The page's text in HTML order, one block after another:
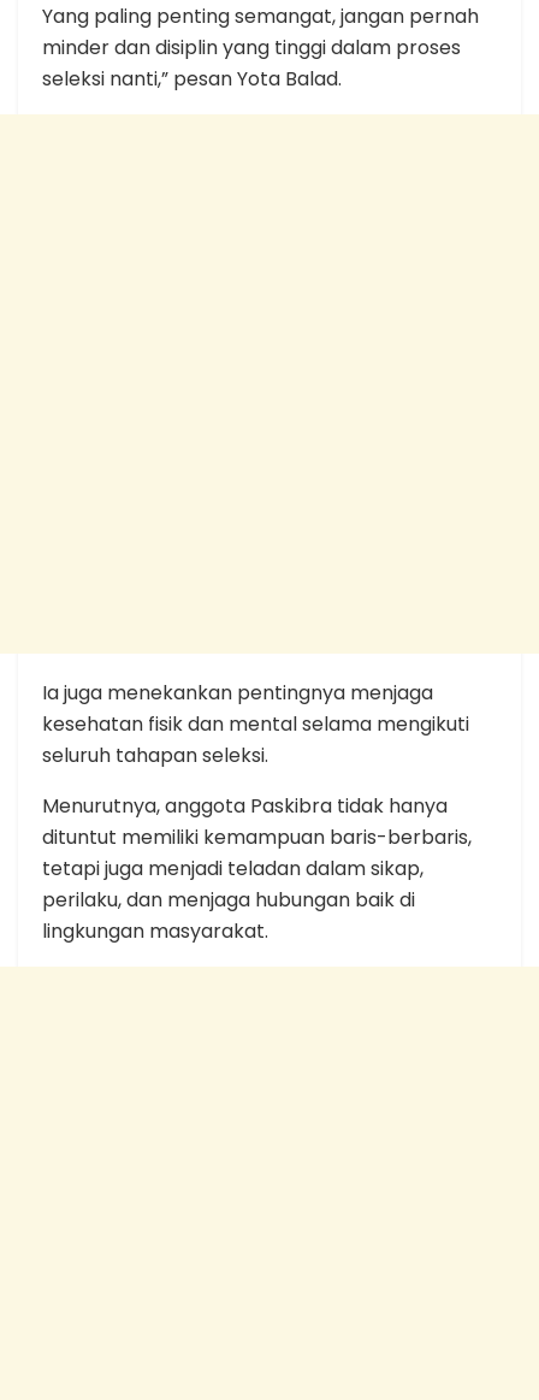
Yang paling penting semangat, jangan pernah
minder dan disiplin yang tinggi dalam proses
seleksi nanti,” pesan Yota Balad.
Ia juga menekankan pentingnya menjaga
kesehatan fisik dan mental selama mengikuti
seluruh tahapan seleksi.
Menurutnya, anggota Paskibra tidak hanya
dituntut memiliki kemampuan baris-berbaris,
tetapi juga menjadi teladan dalam sikap,
perilaku, dan menjaga hubungan baik di
lingkungan masyarakat.